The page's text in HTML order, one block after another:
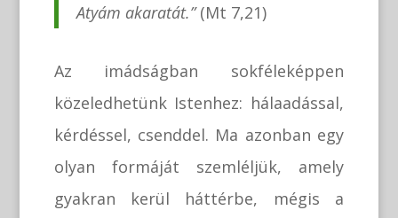
Atyám akaratát.”(Mt 7,21)
Az imádságban sokféleképpen
közeledhetünk Istenhez: hálaadással,
kérdéssel, csenddel. Ma azonban egy
olyan formáját szemléljük, amely
gyakran kerül háttérbe, mégis a